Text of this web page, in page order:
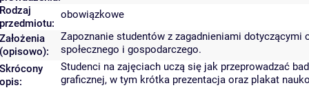
Rodzaj
przedmiotu:
obowiązkowe
Założenia
(opisowo):
Zapoznanie studentów z zagadnieniami
społecznego i gospodarczego.
Skrócony
opis:
Studenci na zajęciach uczą się jak przeprowadzać
graficznej, w tym krótka prezentacja oraz plakat